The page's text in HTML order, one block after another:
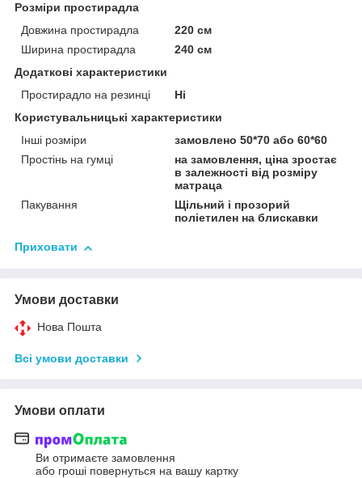
Розміри простирадла
Довжина простирадла
220 см
Ширина простирадла
240 см
Додаткові характеристики
Простирадло на резинці
Ні
Користувальницькі характеристики
Інші розміри
замовлено 50*70 або 60*60
Простінь на гумці
на замовлення, ціна зростає
в залежності від розміру
матраца
Пакування
Щільний і прозорий
поліетилен на блискавки
Приховати
Умови доставки
Нова Пошта
Всі умови доставки
Умови оплати
Ви отримаєте замовлення
або гроші повернуться на вашу картку